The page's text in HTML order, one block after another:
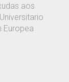
aos
Europea